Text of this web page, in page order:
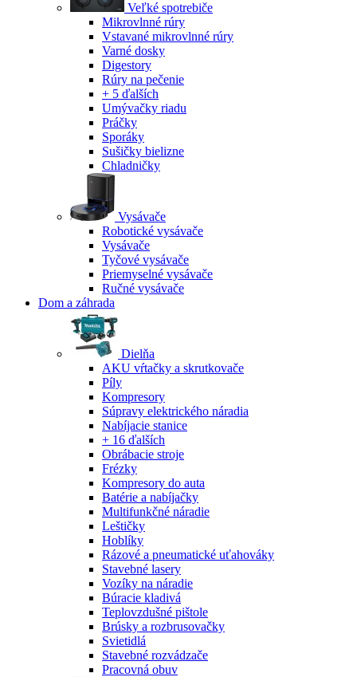
Veľké spotrebiče
Mikrovlnné rúry
Vstavané mikrovlnné rúry
Varné dosky
Digestory
Rúry na pečenie
+ 5 ďalších
Umývačky riadu
Práčky
Sporáky
Sušičky bielizne
Chladničky
Vysávače
Robotické vysávače
Vysávače
Tyčové vysávače
Priemyselné vysávače
Ručné vysávače
Dom a záhrada
Dielňa
AKU vŕtačky a skrutkovače
Píly
Kompresory
Súpravy elektrického náradia
Nabíjacie stanice
+ 16 ďalších
Obrábacie stroje
Frézky
Kompresory do auta
Batérie a nabíjačky
Multifunkčné náradie
Leštičky
Hoblíky
Rázové a pneumatické uťahováky
Stavebné lasery
Vozíky na náradie
Búracie kladivá
Teplovzdušné pištole
Brúsky a rozbrusovačky
Svietidlá
Stavebné rozvádzače
Pracovná obuv